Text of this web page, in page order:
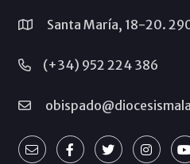
Santa María, 18-20.
(+34) 952 224 386